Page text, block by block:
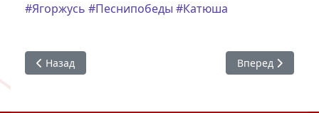
#Ягоржусь #Песнипобеды #Катюша
Предыдущий: КВИЗ-турнир «80 лет Победы»
Назад Следующий:
Вперед